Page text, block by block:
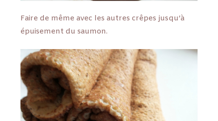
Faire de même avec les autres crêpes jusqu’à
épuisement du saumon.